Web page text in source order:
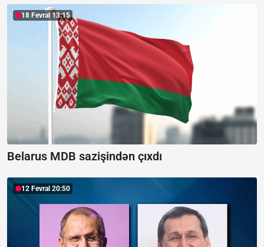
18 Fevral 13:15
Belarus MDB sazişindən çıxdı
12 Fevral 20:50